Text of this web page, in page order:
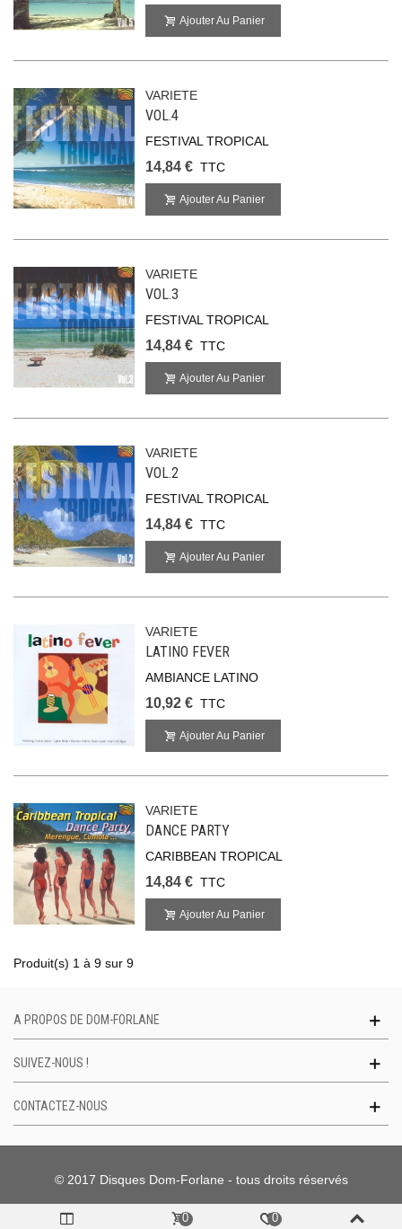
Ajouter Au Panier
VARIETE
VOL.4
FESTIVAL TROPICAL
14,84 € TTC
Ajouter Au Panier
VARIETE
VOL.3
FESTIVAL TROPICAL
14,84 € TTC
Ajouter Au Panier
VARIETE
VOL.2
FESTIVAL TROPICAL
14,84 € TTC
Ajouter Au Panier
VARIETE
LATINO FEVER
AMBIANCE LATINO
10,92 € TTC
Ajouter Au Panier
VARIETE
DANCE PARTY
CARIBBEAN TROPICAL
14,84 € TTC
Ajouter Au Panier
Produit(s) 1 à 9 sur 9
A PROPOS DE DOM-FORLANE
SUIVEZ-NOUS !
CONTACTEZ-NOUS
© 2017 Disques Dom-Forlane - tous droits réservés
0 0